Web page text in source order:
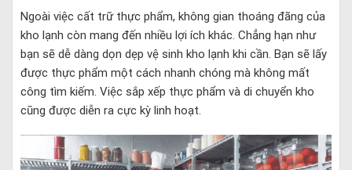
Ngoài việc cất trữ thực phẩm, không gian thoáng đãng của
kho lạnh còn mang đến nhiều lợi ích khác. Chẳng hạn như
bạn sẽ dễ dàng dọn dẹp vệ sinh kho lạnh khi cần. Bạn sẽ lấy
được thực phẩm một cách nhanh chóng mà không mất
công tìm kiếm. Việc sắp xếp thực phẩm và di chuyển kho
cũng được diễn ra cực kỳ linh hoạt.